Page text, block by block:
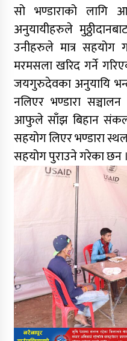
सो भण्डाराको
अनुयायीहरुले
उनीहरुले मात्र सहयोग
मरमसला खरिद गर्ने
जयगुरुदेवका अनुयायि
नलिएर भण्डारा
आफुले साँझ बिहान
सहयोग लिएर भण्डारा
सहयोग पुराउने गरेका छन ।